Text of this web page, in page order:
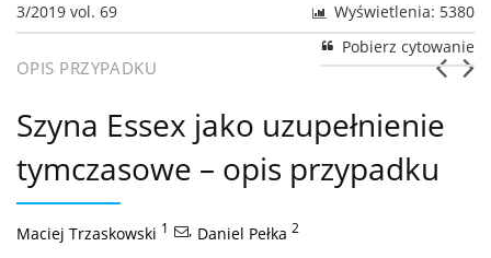
3/2019 vol. 69
Wyświetlenia: 5380
Pobierz cytowanie
OPIS PRZYPADKU
Szyna Essex jako uzupełnienie
tymczasowe – opis przypadku
Maciej Trzaskowski 1 , Daniel Pełka 2